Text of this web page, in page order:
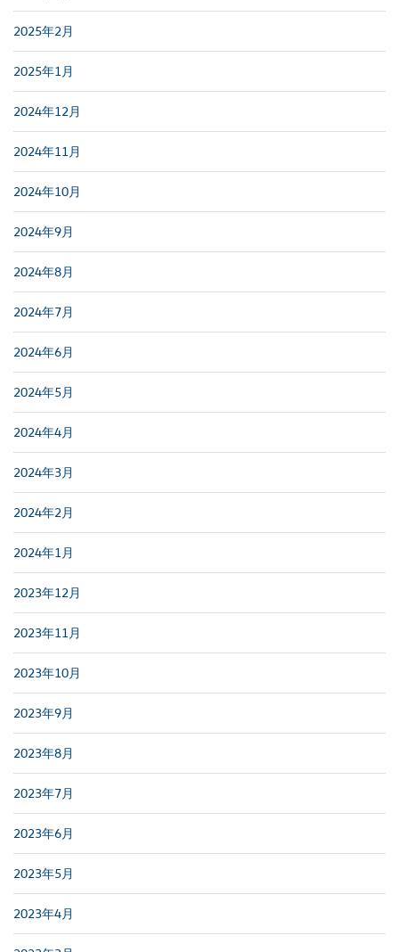
2025年2月
2025年1月
2024年12月
2024年11月
2024年10月
2024年9月
2024年8月
2024年7月
2024年6月
2024年5月
2024年4月
2024年3月
2024年2月
2024年1月
2023年12月
2023年11月
2023年10月
2023年9月
2023年8月
2023年7月
2023年6月
2023年5月
2023年4月